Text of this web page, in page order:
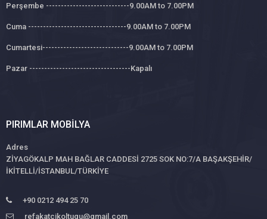
Perşembe ----------------------------9.00AM to 7.00PM
Cuma ---------------------------------9.00AM to 7.00PM
Cumartesi-----------------------------9.00AM to 7.00PM
Pazar ----------------------------------Kapalı
PIRIMLAR MOBILYA
Adres
ZİYAGÖKALP MAH BAĞLAR CADDESİ 2725 SOK NO:7/A BAŞAKŞEHİR/
İKİTELLİ/İSTANBUL/TÜRKİYE
+90 0212 494 25 70
refakatcikoltugu@gmail.com